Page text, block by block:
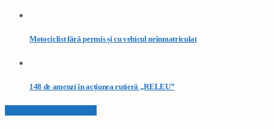
Motociclist fără permis și cu vehicul neînmatriculat
148 de amenzi în acțiunea rutieră „RELEU”